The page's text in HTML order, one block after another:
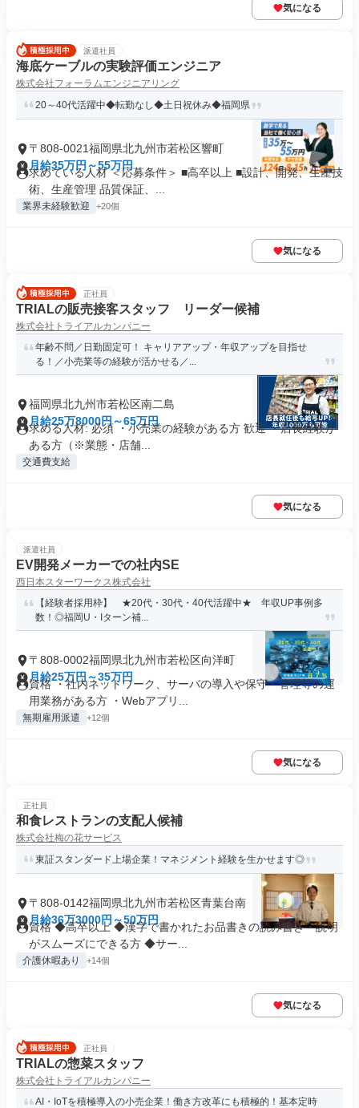
気になる
派遣社員
海底ケーブルの実験評価エンジニア
株式会社フォーラムエンジニアリング
20～40代活躍中◆転勤なし◆土日祝休み◆福岡県
〒808-0021福岡県北九州市若松区響町
月給35万円～55万円
求めている人材 ＜応募条件＞ ■高卒以上 ■設計、開発、生産技
術、生産管理 品質保証、...
業界未経験歓迎 +20個
気になる
正社員
TRIALの販売接客スタッフ リーダー候補
株式会社トライアルカンパニー
年齢不問／日勤固定可！ キャリアアップ・年収アップを目指せ
る！／小売業等の経験が活かせる／...
福岡県北九州市若松区南二島
月給25万8000円～65万円
求める人材: 必須 ・小売業の経験がある方 歓迎 ・店長経験が
ある方（※業態・店舗...
交通費支給
気になる
派遣社員
EV開発メーカーでの社内SE
西日本スターワークス株式会社
【経験者採用枠】 ★20代・30代・40代活躍中★ 年収UP事例多
数！◎福岡U・Iターン補...
〒808-0002福岡県北九州市若松区向洋町
月給25万円～35万円
資格 ・社内ネットワーク、サーバの導入や保守・管理等の運
用業務がある方 ・Webアプリ...
無期雇用派遣 +12個
気になる
正社員
和食レストランの支配人候補
株式会社梅の花サービス
東証スタンダード上場企業！マネジメント経験を生かせます◎
〒808-0142福岡県北九州市若松区青葉台南
月給36万3000円～50万円
資格 ◆高卒以上 ◆漢字で書かれたお品書きの読み書き・説明
がスムーズにできる方 ◆サー...
介護休暇あり +14個
気になる
正社員
TRIALの惣菜スタッフ
株式会社トライアルカンパニー
AI・IoTを積極導入の小売企業！働き方改革にも積極的！基本定時